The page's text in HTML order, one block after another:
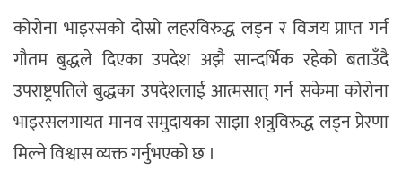
कोरोना भाइरसको दोस्रो लहरविरुद्ध लड्न र विजय प्राप्त गर्न
गौतम बुद्धले दिएका उपदेश अझै सान्दर्भिक रहेको बताउँदै
उपराष्ट्रपतिले बुद्धका उपदेशलाई आत्मसात् गर्न सकेमा कोरोना
भाइरसलगायत मानव समुदायका साझा शत्रुविरुद्ध लड्न प्रेरणा
मिल्ने विश्वास व्यक्त गर्नुभएको छ ।